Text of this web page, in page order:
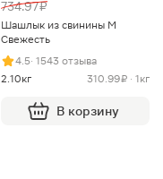
734.97 ₽
Шашлык из свинины М
Свежесть
4.5· 1543 отзыва
2.10кг
310.99 ₽ · 1кг
В корзину